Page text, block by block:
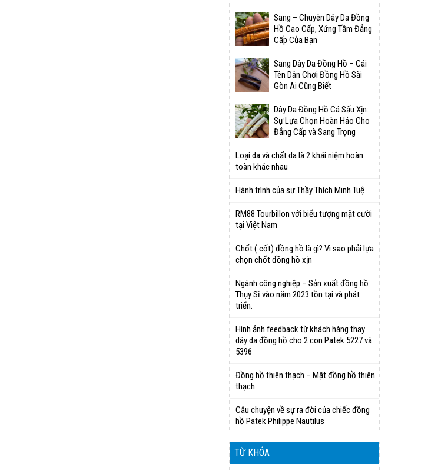
Sang – Chuyên Dây Da Đồng
Hồ Cao Cấp, Xứng Tầm Đẳng
Cấp Của Bạn
Sang Dây Da Đồng Hồ – Cái
Tên Dân Chơi Đồng Hồ Sài
Gòn Ai Cũng Biết
Dây Da Đồng Hồ Cá Sấu Xịn:
Sự Lựa Chọn Hoàn Hảo Cho
Đẳng Cấp và Sang Trọng
Loại da và chất da là 2 khái niệm hoàn
toàn khác nhau
Hành trình của sư Thầy Thích Minh Tuệ
RM88 Tourbillon với biểu tượng mặt cười
tại Việt Nam
Chốt ( cốt) đồng hồ là gì? Vì sao phải lựa
chọn chốt đồng hồ xịn
Ngành công nghiệp – Sản xuất đồng hồ
Thụy Sĩ vào năm 2023 tồn tại và phát
triển.
Hình ảnh feedback từ khách hàng thay
dây da đồng hồ cho 2 con Patek 5227 và
5396
Đồng hồ thiên thạch – Mặt đồng hồ thiên
thạch
Câu chuyện về sự ra đời của chiếc đồng
hồ Patek Philippe Nautilus
TỪ KHÓA